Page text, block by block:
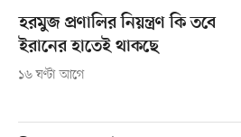
হরমুজ প্রণালির নিয়ন্ত্রণ কি তবে
ইরানের হাতেই থাকছে
১৬ ঘণ্টা আগে